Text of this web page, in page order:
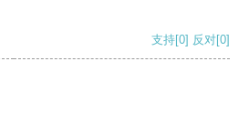
支持[0] 反对[0]